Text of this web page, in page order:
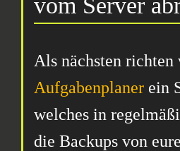
Als nächsten richten
Aufgabenplaner ein
welches in
die Backups von